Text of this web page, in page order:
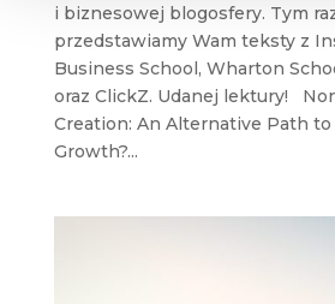
i biznesowej blogosfery. Tym
przedstawiamy Wam teksty z
Business School, Wharton
oraz ClickZ. Udanej lektury!
Creation: An Alternative Path
Growth?...